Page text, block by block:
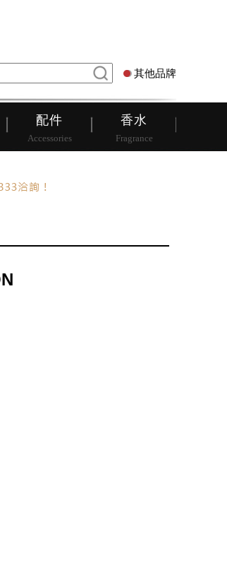
其他品牌
配件
Accessories
香水
Fragrance